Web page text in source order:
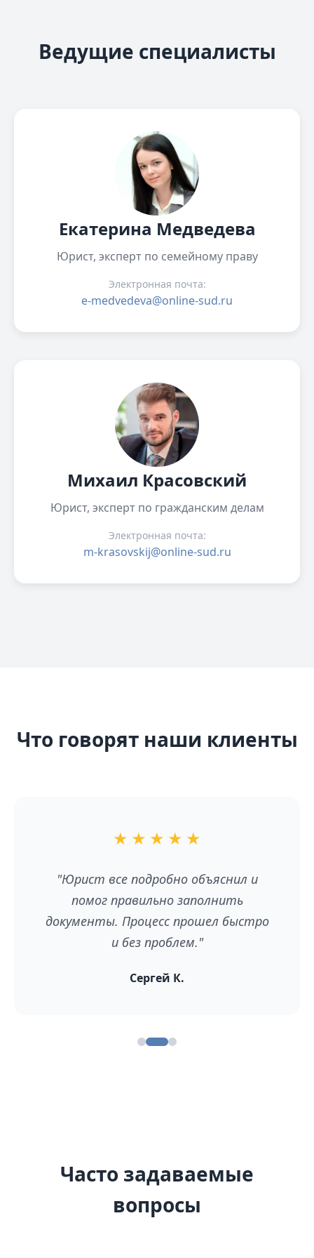
Ведущие специалисты
Екатерина Медведева
Юрист, эксперт по семейному праву
Электронная почта:
e-medvedeva@online-sud.ru
Михаил Красовский
Юрист, эксперт по гражданским делам
Электронная почта:
m-krasovskij@online-sud.ru
Что говорят наши клиенты
★ ★ ★ ★ ★
"Юрист все подробно объяснил и
помог правильно заполнить
документы. Процесс прошел быстро
и без проблем."
Сергей К.
Часто задаваемые
вопросы